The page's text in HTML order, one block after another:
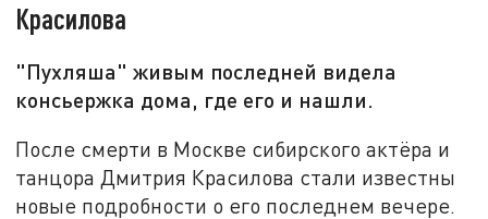
Красилова
"Пухляша" живым последней видела
консьержка дома, где его и нашли.
После смерти в Москве сибирского актёра и
танцора Дмитрия Красилова стали известны
новые подробности о его последнем вечере.